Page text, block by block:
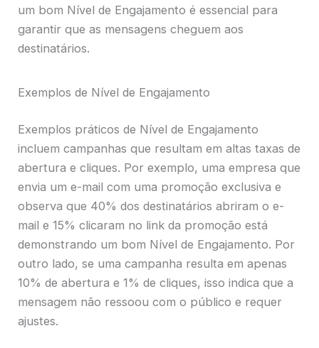
um bom Nível de Engajamento é essencial para
garantir que as mensagens cheguem aos
destinatários.
Exemplos de Nível de Engajamento
Exemplos práticos de Nível de Engajamento
incluem campanhas que resultam em altas taxas de
abertura e cliques. Por exemplo, uma empresa que
envia um e-mail com uma promoção exclusiva e
observa que 40% dos destinatários abriram o e-
mail e 15% clicaram no link da promoção está
demonstrando um bom Nível de Engajamento. Por
outro lado, se uma campanha resulta em apenas
10% de abertura e 1% de cliques, isso indica que a
mensagem não ressoou com o público e requer
ajustes.